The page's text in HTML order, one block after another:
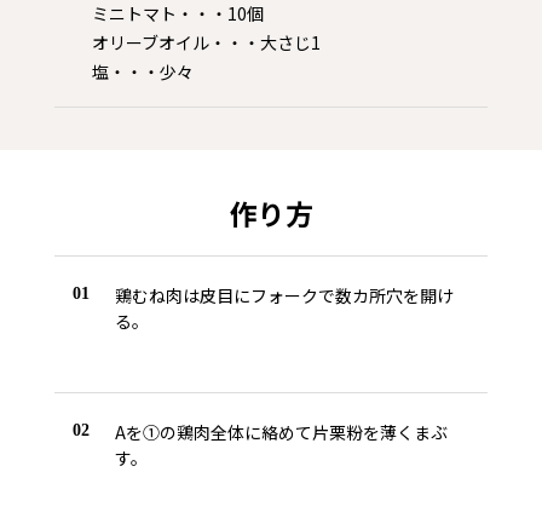
ミニトマト・・・10個
オリーブオイル・・・大さじ1
塩・・・少々
作り方
01
鶏むね肉は皮目にフォークで数カ所穴を開け
る。
02
Aを①の鶏肉全体に絡めて片栗粉を薄くまぶ
す。